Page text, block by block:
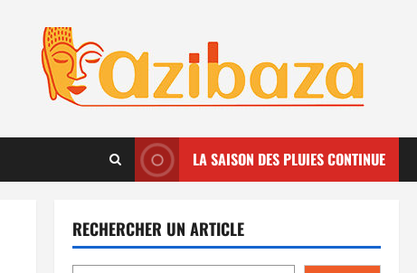
LA SAISON DES PLUIES CONTINUE
RECHERCHER UN ARTICLE